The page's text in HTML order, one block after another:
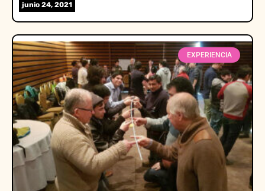
junio 24, 2021
EXPERIENCIA